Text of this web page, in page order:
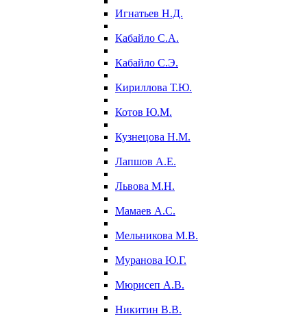
Игнатьев Н.Д.
Кабайло С.А.
Кабайло С.Э.
Кириллова Т.Ю.
Котов Ю.М.
Кузнецова Н.М.
Лапшов А.Е.
Львова М.Н.
Мамаев А.С.
Мельникова М.В.
Муранова Ю.Г.
Мюрисеп А.В.
Никитин В.В.